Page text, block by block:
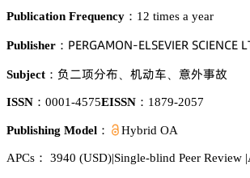
Publication Frequency： 12 times a year
Publisher： 鵝乊葤佥嵻胦鵣沟-乊欄偌乊妯喊乊葤 偌。喊乊沟。乊
Subject： 镣绺䉱湿踂 诜鿞烚 㩫欮鮜焷
ISSN： 0001-4575EISSN： 1879-2057
Publishing Model： Hybrid OA
APCs： 3940 (USD)|Single-blind Peer Review |